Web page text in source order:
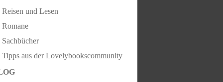
Reisen und Lesen
Romane
Sachbücher
Tipps aus der Lovelybookscommunity